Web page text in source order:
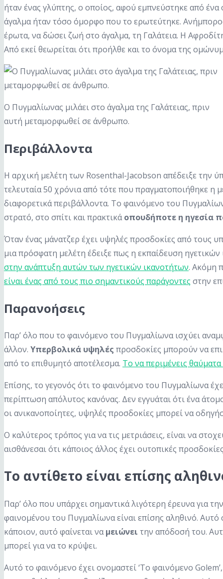
ήταν ένας γλύπτης, ο οποίος, αφού εμπνεύστηκε από
άγαλμα ήταν τόσο όμορφο που το ερωτεύτηκε.
έρωτα, να δώσει ζωή στο άγαλμα, τη Γαλάτεια. Η
Από εκεί θεωρείται ότι προήλθε και το όνομα της
Ο Πυγμαλίωνας μιλάει στο άγαλμα της Γαλάτειας, πριν
αυτή μεταμορφωθεί σε άνθρωπο.
Περιβάλλοντα
Η αρχική μελέτη των Rosenthal-Jacobson απέδειξε την
τελευταία 50 χρόνια από τότε που πραγματοποιήθηκε η
διαφορετικά περιβάλλοντα. Το φαινόμενο του
στρατό, στο σπίτι και πρακτικάοπουδήποτε η ηγεσία
Όταν ένας μάνατζερ έχει υψηλές προσδοκίες από τους
μια πρόσφατη μελέτη έδειξε πως η εκπαίδευση
στην ανάπτυξη αυτών των ηγετικών ικανοτήτων. Ακόμη
είναι ένας από τους πιο σημαντικούς παράγοντες στην
Παρανοήσεις
Παρ’ όλο που το φαινόμενο του Πυγμαλίωνα ισχύει
άλλον. Υπερβολικά υψηλές προσδοκίες μπορούν να
από το επιθυμητό αποτέλεσμα. Το να περιμένεις
Επίσης, το γεγονός ότι το φαινόμενο του Πυγμαλίωνα
περίπτωση απόλυτος κανόνας. Δεν εγγυάται ότι ένα
οι ανικανοποίητες, υψηλές προσδοκίες μπορεί να
Ο καλύτερος τρόπος για να τις μετριάσεις, είναι να
αισθάνεσαι ότι κάποιος άλλος έχει ουτοπικές
Το αντίθετο είναι επίσης
Παρ’ όλο που υπάρχει σημαντικά λιγότερη έρευνα για
φαινομένου του Πυγμαλίωνα είναι επίσης αληθινό.
κάποιον, αυτό φαίνεται ναμειώνει την απόδοσή του.
μπορεί για να το κρύψει.
Αυτό το φαινόμενο έχει ονομαστεί ‘Το φαινόμενο